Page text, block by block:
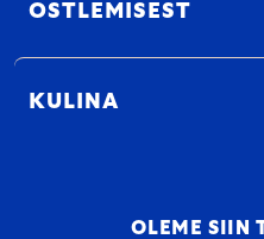
OSTLEMISEST
KULINA
OLEME SIIN